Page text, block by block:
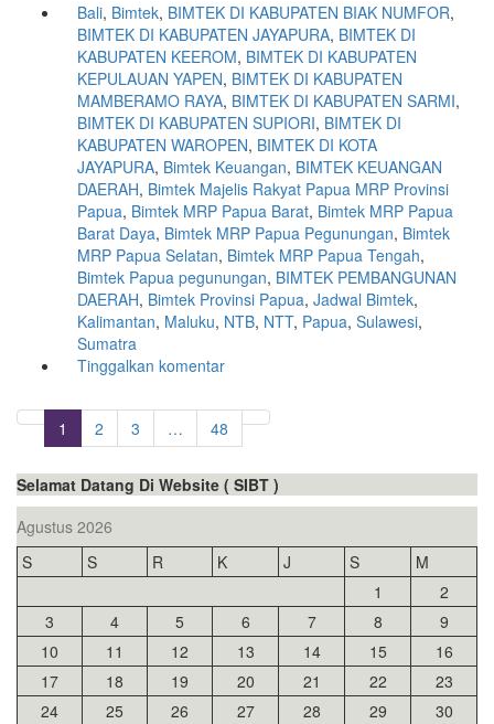
Bali, Bimtek, BIMTEK DI KABUPATEN BIAK NUMFOR,
BIMTEK DI KABUPATEN JAYAPURA, BIMTEK DI
KABUPATEN KEEROM, BIMTEK DI KABUPATEN
KEPULAUAN YAPEN, BIMTEK DI KABUPATEN
MAMBERAMO RAYA, BIMTEK DI KABUPATEN SARMI,
BIMTEK DI KABUPATEN SUPIORI, BIMTEK DI
KABUPATEN WAROPEN, BIMTEK DI KOTA
JAYAPURA, Bimtek Keuangan, BIMTEK KEUANGAN
DAERAH, Bimtek Majelis Rakyat Papua MRP Provinsi
Papua, Bimtek MRP Papua Barat, Bimtek MRP Papua
Barat Daya, Bimtek MRP Papua Pegunungan, Bimtek
MRP Papua Selatan, Bimtek MRP Papua Tengah,
Bimtek Papua pegunungan, BIMTEK PEMBANGUNAN
DAERAH, Bimtek Provinsi Papua, Jadwal Bimtek,
Kalimantan, Maluku, NTB, NTT, Papua, Sulawesi,
Sumatra
Tinggalkan komentar
1 2 3 … 48
Selamat Datang Di Website ( SIBT )
Agustus 2026
S
S R K J S
M
1
2
3
4 5 6 7 8
9
10
11 12 13 14 15
16
17
18 19 20 21 22
23
24
25 26 27 28 29
30